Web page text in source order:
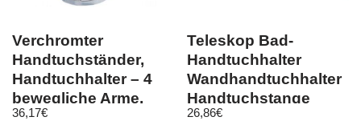
Verchromter
Handtuchständer,
Handtuchhalter – 4
bewegliche Arme,
WENKO
36,17€
Teleskop Bad-
Handtuchhalter
Wandhandtuchhalter
Handtuchstange
Handtuch 2 Armen
26,86€